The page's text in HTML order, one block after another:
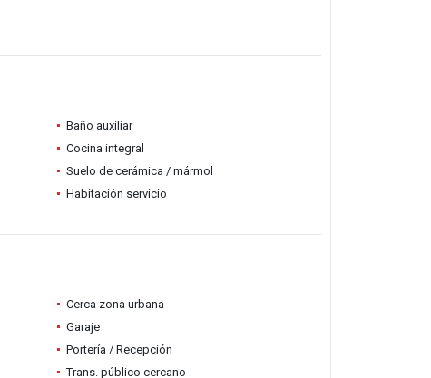
Baño auxiliar
Cocina integral
Suelo de cerámica / mármol
Habitación servicio
Cerca zona urbana
Garaje
Portería / Recepción
Trans. público cercano